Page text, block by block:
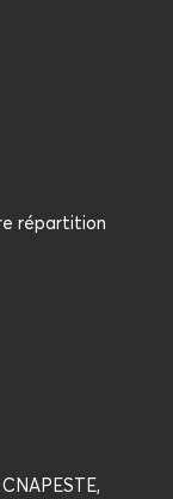
répartition